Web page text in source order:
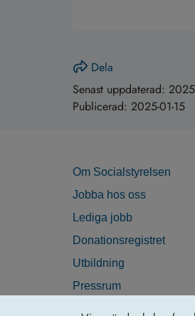
Dela
Senast uppdaterad:
Publicerad: 2025-01-15
Om Socialstyrelsen
Jobba hos oss
Lediga jobb
Donationsregistret
Utbildning
Pressrum